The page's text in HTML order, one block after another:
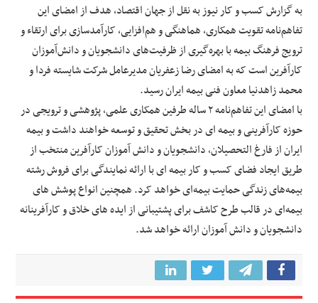
به گزارش کسب و کار نیوز به نقل از جهان اقتصاد، هدف از امضای این
تفاهم‌نامه تقویت همکاری، هماهنگی و هم‌افزایی، کارآمدسازی برای ارتقاء و
ترویج فرهنگ بیمه با بهره‌گیری از ظرفیت‌های دانشجویان و دانش‌آموزان
کارآفرین است که به امضای رضا زعفریان مدیرعامل شرکت شایسته فردا و
محمد زاهدنیا معاون فنی بیمه ایران رسید.
با امضای این تفاهم‌نامه ۲ ساله طرفین همکاری علمی، پژوهشی و ترویجی در
حوزه کارآفرینی و بیمه ای در بخش تحقیق و توسعه خواهند داشت و بیمه
ایران از فارغ التحصیلان، دانشجویان و دانش آموزان کارآفرین منتخب از
طریق ایجاد فضای کسب و کار بیمه ای با ارائه نمایندگی برای فروش رشته
بیمه‌های زندگی حمایت بیمه‌ای خواهد کرد. همچنین انواع پوشش های
بیمه‌ای در قالب طرح کاشف برای پشتیبانی از ایده های خلاق و کارآفرینانه
دانشجویان و دانش آموزان ارائه خواهد شد.